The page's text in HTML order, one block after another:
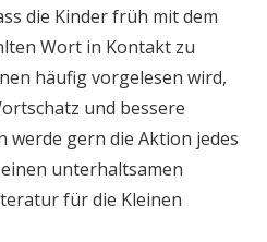
die Kinder früh mit dem
Wort in Kontakt zu
häufig vorgelesen wird,
und bessere
werde gern die Aktion jedes
unterhaltsamen
für die Kleinen